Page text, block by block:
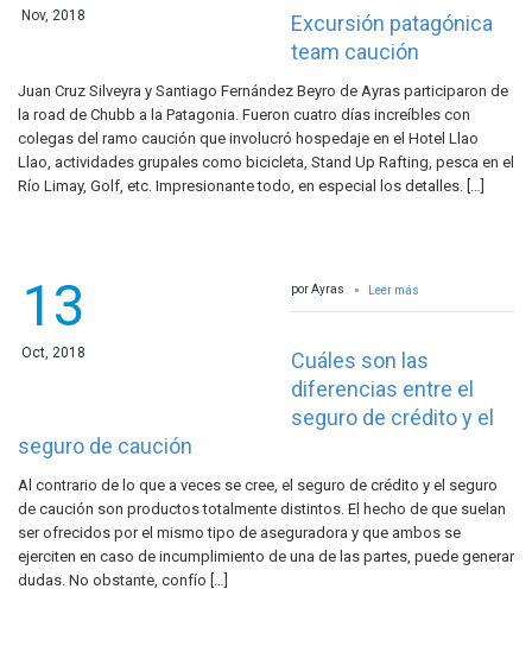
Nov, 2018
Excursión patagónica
team caución
Juan Cruz Silveyra y Santiago Fernández Beyro de Ayras participaron de
la road de Chubb a la Patagonia. Fueron cuatro días increíbles con
colegas del ramo caución que involucró hospedaje en el Hotel Llao
Llao, actividades grupales como bicicleta, Stand Up Rafting, pesca en el
Río Limay, Golf, etc. Impresionante todo, en especial los detalles. […]
13
Oct, 2018
por Ayras Leer más
Cuáles son las
diferencias entre el
seguro de crédito y el
seguro de caución
Al contrario de lo que a veces se cree, el seguro de crédito y el seguro
de caución son productos totalmente distintos. El hecho de que suelan
ser ofrecidos por el mismo tipo de aseguradora y que ambos se
ejerciten en caso de incumplimiento de una de las partes, puede generar
dudas. No obstante, confío […]